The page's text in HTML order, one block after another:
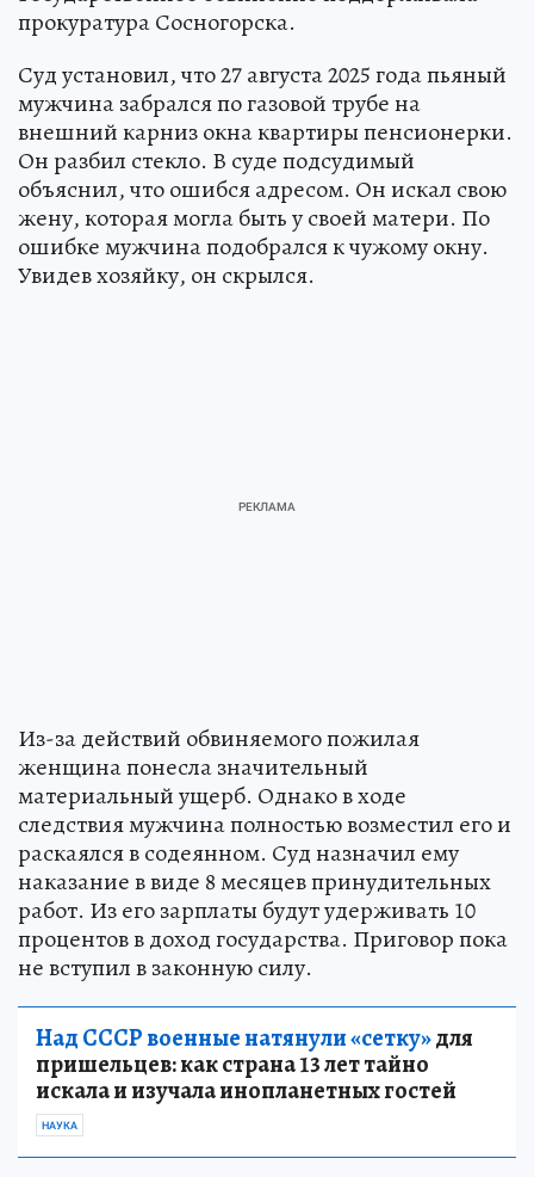
прокуратура Сосногорска.
Суд установил, что 27 августа 2025 года пьяный
мужчина забрался по газовой трубе на
внешний карниз окна квартиры пенсионерки.
Он разбил стекло. В суде подсудимый
объяснил, что ошибся адресом. Он искал свою
жену, которая могла быть у своей матери. По
ошибке мужчина подобрался к чужому окну.
Увидев хозяйку, он скрылся.
Из-за действий обвиняемого пожилая
женщина понесла значительный
материальный ущерб. Однако в ходе
следствия мужчина полностью возместил его и
раскаялся в содеянном. Суд назначил ему
наказание в виде 8 месяцев принудительных
работ. Из его зарплаты будут удерживать 10
процентов в доход государства. Приговор пока
не вступил в законную силу.
Над СССР военные натянули «сетку»для
пришельцев: как страна 13 лет тайно
искала и изучала инопланетных гостей
НАУКА